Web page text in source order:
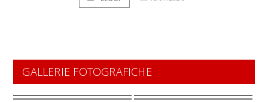
GALLERIE FOTOGRAFICHE